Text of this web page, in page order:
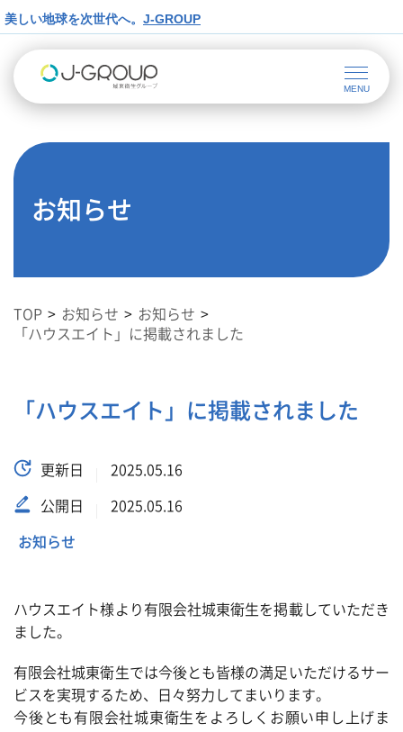
美しい地球を次世代へ。 J-GROUP
お知らせ
TOP お知らせ
お知らせ
「ハウスエイト」に掲載されました
「ハウスエイト」に掲載されました
更新日 2025.05.16
公開日 2025.05.16
お知らせ
ハウスエイト様より有限会社城東衛生を掲載していただき
ました。
有限会社城東衛生では今後とも皆様の満足いただけるサー
ビスを実現するため、日々努力してまいります。
今後とも有限会社城東衛生をよろしくお願い申し上げま